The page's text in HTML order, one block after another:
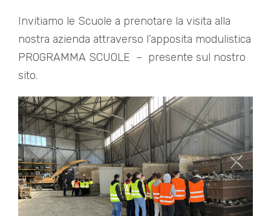
Invitiamo le Scuole a prenotare la visita alla
nostra azienda attraverso l’apposita modulistica
PROGRAMMA SCUOLE – presente sul nostro
sito.